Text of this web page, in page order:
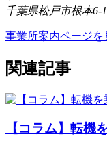
千葉県松戸市根本6-
事業所案内ページを
関連記事
【コラム】転機